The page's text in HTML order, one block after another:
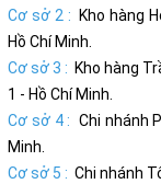
Cơ sở 2 : Kho hàng
Hồ Chí Minh.
Cơ sở 3 : Kho hàng
1 - Hồ Chí Minh.
Cơ sở 4 : Chi nhánh
Minh.
Cơ sở 5 : Chi nhánh